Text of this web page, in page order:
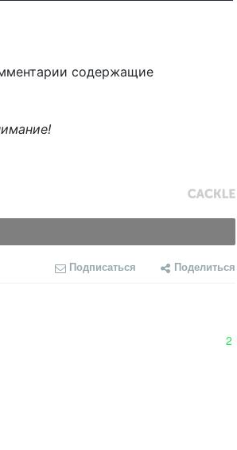
содержащие
Подписаться Поделиться
2